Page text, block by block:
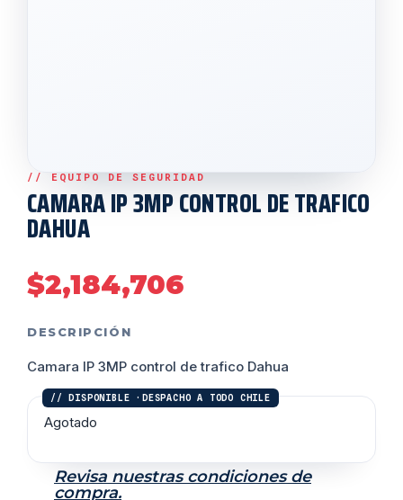
CAMARA IP 3MP CONTROL DE TRAFICO
DAHUA
$2,184,706
DESCRIPCIÓN
Camara IP 3MP control de trafico Dahua
Agotado
Revisa nuestras condiciones de
compra.